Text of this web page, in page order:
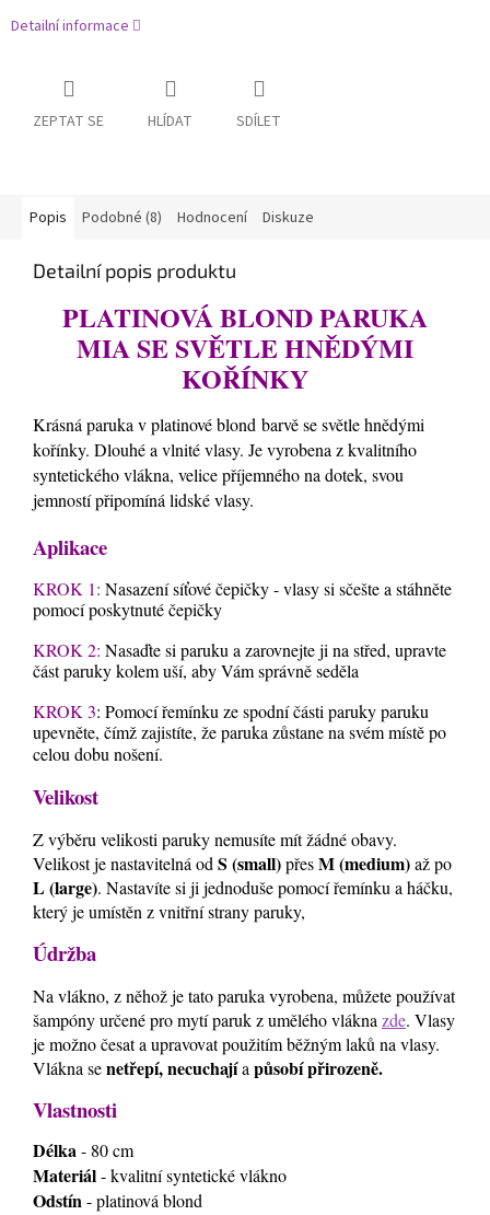
Detailní informace
ZEPTAT SE HLÍDAT SDÍLET
Popis Podobné (8) Hodnocení Diskuze
Detailní popis produktu
PLATINOVÁ BLOND PARUKA
MIA SE SVĚTLE HNĚDÝMI
KOŘÍNKY
Krásná paruka v platinové blond barvě se světle hnědými
kořínky. Dlouhé a vlnité vlasy. Je vyrobena z kvalitního
syntetického vlákna, velice příjemného na dotek, svou
jemností připomíná lidské vlasy.
Aplikace
KROK 1: Nasazení síťové čepičky - vlasy si sčešte a stáhněte
pomocí poskytnuté čepičky
KROK 2: Nasaďte si paruku a zarovnejte ji na střed, upravte
část paruky kolem uší, aby Vám správně seděla
KROK 3: Pomocí řemínku ze spodní části paruky paruku
upevněte, čímž zajistíte, že paruka zůstane na svém místě po
celou dobu nošení.
Velikost
Z výběru velikosti paruky nemusíte mít žádné obavy.
Velikost je nastavitelná od S (small)přesM (medium)až po
L (large). Nastavíte si ji jednoduše pomocí řemínku a háčku,
který je umístěn z vnitřní strany paruky,
Údržba
Na vlákno, z něhož je tato paruka vyrobena, můžete používat
šampóny určené pro mytí paruk z umělého vláknazde. Vlasy
je možno česat a upravovat použitím běžným laků na vlasy.
Vlákna senetřepí, necuchajíapůsobí přirozeně.
Vlastnosti
Délka- 80 cm
Materiál- kvalitní syntetické vlákno
Odstín- platinová blond